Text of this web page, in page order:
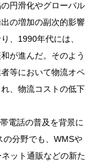
円滑化やグローバル
の増加の副次的影響
、1990年代には、
が進んだ。そのよう
等において物流オペ
、物流コストの低下
電話の普及を背景に
の分野でも、WMSや
ット通販などの新た